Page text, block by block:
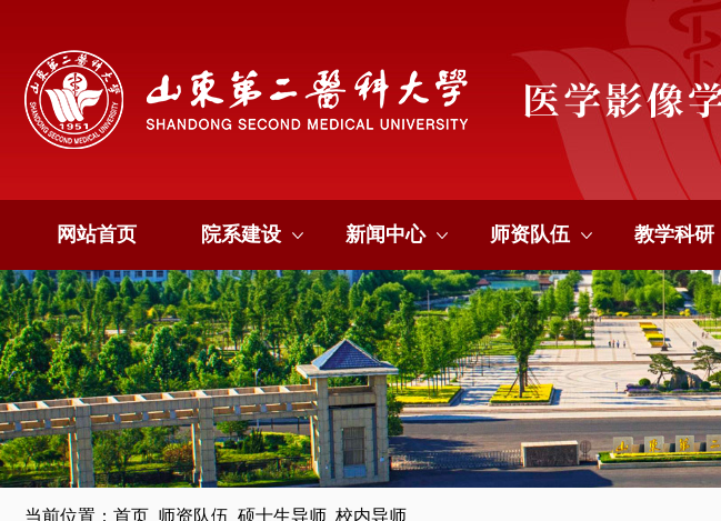
网站首页 院系建设 新闻中心 师资队伍 教学科研
当前位置： 首页 师资队伍 硕士生导师 校内导师